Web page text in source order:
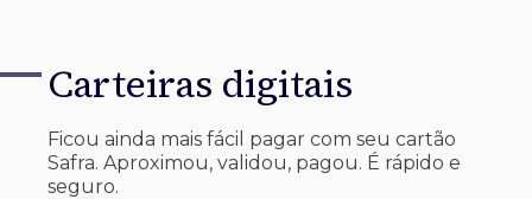
Carteiras digitais
Ficou ainda mais fácil pagar com seu cartão
Safra. Aproximou, validou, pagou. É rápido e
seguro.